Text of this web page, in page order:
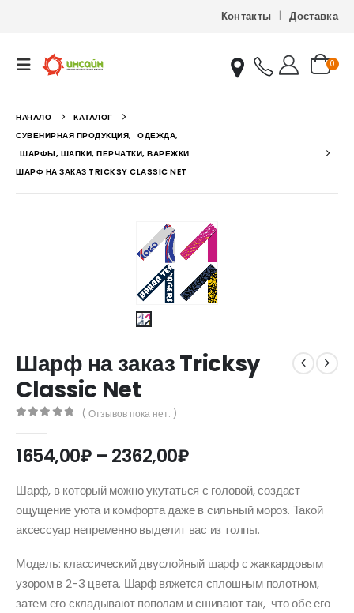
Контакты Доставка
0
НАЧАЛО
КАТАЛОГ
СУВЕНИРНАЯ ПРОДУКЦИЯ, ОДЕЖДА,
ШАРФЫ, ШАПКИ, ПЕРЧАТКИ, ВАРЕЖКИ
ШАРФ НА ЗАКАЗ TRICKSY CLASSIC NET
Шарф на заказ Tricksy
Classic Net
( Отзывов пока нет. )
1654,00₽ – 2362,00₽Диапазон
1654,00₽
–
2362,00₽
Шарф, в который можно укутаться с головой, создаст
ощущение уюта и комфорта даже в сильный мороз. Такой
аксессуар непременно выделит вас из толпы.
Модель: классический двуслойный шарф с жаккардовым
узором в 2-3 цвета. Шарф вяжется сплошным полотном,
затем его складывают пополам и сшивают так, что обе его